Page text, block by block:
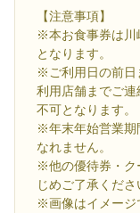
【注意事項】
※本お食事券は川
となります。
※ご利用日の前日
利用店舗までご
不可となります。
※年末年始営業期
なれません。
※他の優待券・ク
じめご了承くださ
※画像はイメージ